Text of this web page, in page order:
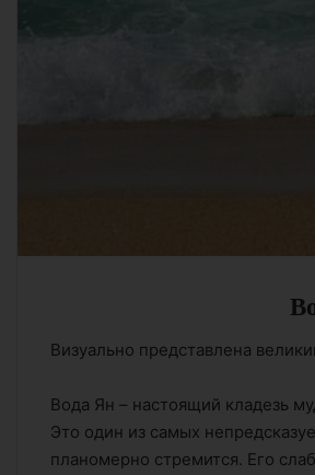
Визуально представлена
Вода Ян – настоящий кладезь
Это один из самых
планомерно стремится. Его